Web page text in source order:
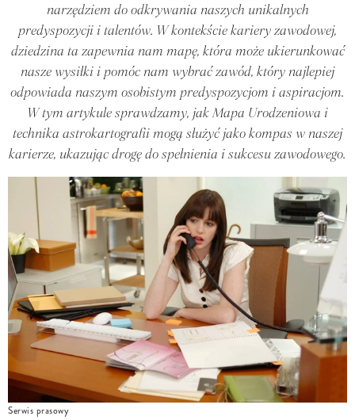
narzędziem do odkrywania naszych unikalnych
predyspozycji i talentów. W kontekście kariery zawodowej,
dziedzina ta zapewnia nam mapę, która może ukierunkować
nasze wysiłki i pomóc nam wybrać zawód, który najlepiej
odpowiada naszym osobistym predyspozycjom i aspiracjom.
W tym artykule sprawdzamy, jak Mapa Urodzeniowa i
technika astrokartografii mogą służyć jako kompas w naszej
karierze, ukazując drogę do spełnienia i sukcesu zawodowego.
Serwis prasowy